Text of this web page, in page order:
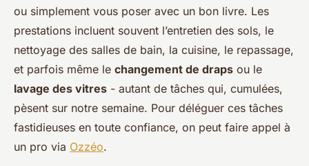
ou simplement vous poser avec un bon livre. Les
prestations incluent souvent l’entretien des sols, le
nettoyage des salles de bain, la cuisine, le repassage,
et parfois même le changement de draps ou le
lavage des vitres - autant de tâches qui, cumulées,
pèsent sur notre semaine. Pour déléguer ces tâches
fastidieuses en toute confiance, on peut faire appel à
un pro via Ozzéo.